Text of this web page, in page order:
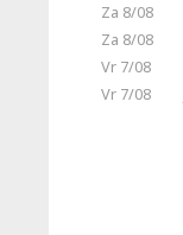
Za 8/08
Za 8/08
Vr 7/08
Vr 7/08